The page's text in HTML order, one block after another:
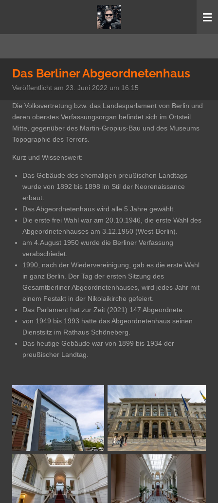
Das Berliner Abgeordnetenhaus
Veröffentlicht am 23. Juni 2022 um 16:15
Die Volksvertretung bzw. das Landesparlament von Berlin und
deren oberstes Verfassungsorgan befindet sich im Ortsteil
Mitte, gegenüber des Martin-Gropius-Bau und des Museums
Topographie des Terrors.
Kurz und Wissenswert:
Das Gebäude des ehemaligen preußischen Landtags
wurde von 1892 bis 1898 im Stil der Neorenaissance
erbaut.
Das Abgeordnetenhaus wird alle 5 Jahre gewählt.
Die erste frei Wahl war am 20.10.1946, die erste Wahl des
Abgeordnetenhauses am 3.12.1950 (West-Berlin).
am 4.August 1950 wurde die Berliner Verfassung
verabschiedet.
1990, nach der Wiedervereinigung, gab es die erste Wahl
in ganz Berlin. Der Tag der ersten Sitzung des
Gesamtberliner Abgeordnetenhauses, wird jedes Jahr mit
einem Festakt in der Nikolaikirche gefeiert.
Das Parlament hat zur Zeit (2021) 147 Abgeordnete.
von 1949 bis 1993 hatte das Abgeordnetenhaus seinen
Dienstsitz im Rathaus Schöneberg.
Das heutige Gebäude war von 1899 bis 1934 der
preußischer Landtag.